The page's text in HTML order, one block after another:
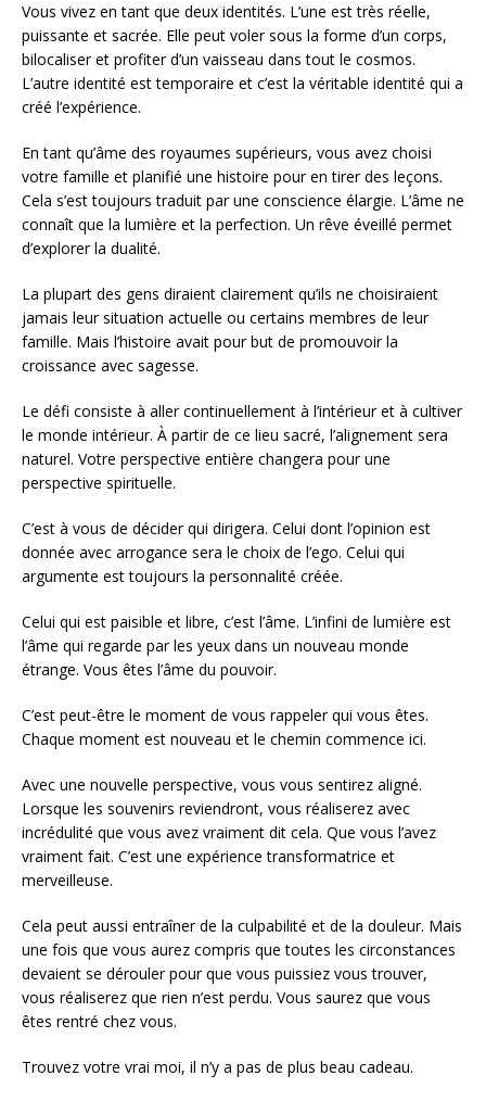
Vous vivez en tant que deux identités. L’une est très réelle,
puissante et sacrée. Elle peut voler sous la forme d’un corps,
bilocaliser et profiter d’un vaisseau dans tout le cosmos.
L’autre identité est temporaire et c’est la véritable identité qui a
créé l’expérience.
En tant qu’âme des royaumes supérieurs, vous avez choisi
votre famille et planifié une histoire pour en tirer des leçons.
Cela s’est toujours traduit par une conscience élargie. L’âme ne
connaît que la lumière et la perfection. Un rêve éveillé permet
d’explorer la dualité.
La plupart des gens diraient clairement qu’ils ne choisiraient
jamais leur situation actuelle ou certains membres de leur
famille. Mais l’histoire avait pour but de promouvoir la
croissance avec sagesse.
Le défi consiste à aller continuellement à l’intérieur et à cultiver
le monde intérieur. À partir de ce lieu sacré, l’alignement sera
naturel. Votre perspective entière changera pour une
perspective spirituelle.
C’est à vous de décider qui dirigera. Celui dont l’opinion est
donnée avec arrogance sera le choix de l’ego. Celui qui
argumente est toujours la personnalité créée.
Celui qui est paisible et libre, c’est l’âme. L’infini de lumière est
l’âme qui regarde par les yeux dans un nouveau monde
étrange. Vous êtes l’âme du pouvoir.
C’est peut-être le moment de vous rappeler qui vous êtes.
Chaque moment est nouveau et le chemin commence ici.
Avec une nouvelle perspective, vous vous sentirez aligné.
Lorsque les souvenirs reviendront, vous réaliserez avec
incrédulité que vous avez vraiment dit cela. Que vous l’avez
vraiment fait. C’est une expérience transformatrice et
merveilleuse.
Cela peut aussi entraîner de la culpabilité et de la douleur. Mais
une fois que vous aurez compris que toutes les circonstances
devaient se dérouler pour que vous puissiez vous trouver,
vous réaliserez que rien n’est perdu. Vous saurez que vous
êtes rentré chez vous.
Trouvez votre vrai moi, il n’y a pas de plus beau cadeau.